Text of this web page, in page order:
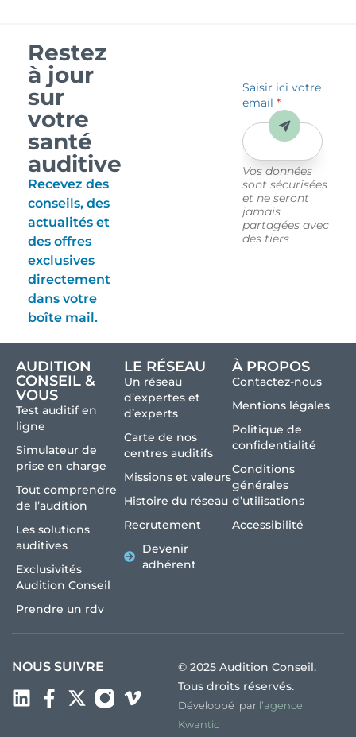
Restez
à jour
sur
votre
santé
auditive
Recevez des
conseils, des
actualités et
des offres
exclusives
directement
dans votre
boîte mail.
Saisir ici votre
email*
Vos données
sont sécurisées
et ne seront
jamais
partagées avec
des tiers
Envoyer
AUDITION
CONSEIL &
VOUS
Test auditif en
ligne
Simulateur de
prise en charge
Tout comprendre
de l’audition
Les solutions
auditives
Exclusivités
Audition Conseil
Prendre un rdv
LE RÉSEAU
Un réseau
d’expertes et
d’experts
Carte de nos
centres auditifs
Missions et valeurs
Histoire du réseau
Recrutement
Devenir
adhérent
À PROPOS
Contactez-nous
Mentions légales
Politique de
confidentialité
Conditions
générales
d’utilisations
Accessibilité
NOUS SUIVRE
© 2025 Audition Conseil.
Tous droits réservés.
Développé par l’agence
Kwantic